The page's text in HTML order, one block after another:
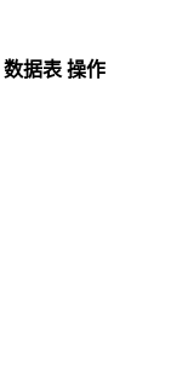
数据表 操作